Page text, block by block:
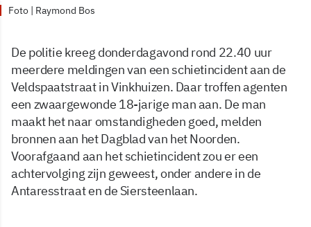
Foto | Raymond Bos
De politie kreeg donderdagavond rond 22.40 uur
meerdere meldingen van een schietincident aan de
Veldspaatstraat in Vinkhuizen. Daar troffen agenten
een zwaargewonde 18-jarige man aan. De man
maakt het naar omstandigheden goed, melden
bronnen aan het Dagblad van het Noorden.
Voorafgaand aan het schietincident zou er een
achtervolging zijn geweest, onder andere in de
Antaresstraat en de Siersteenlaan.